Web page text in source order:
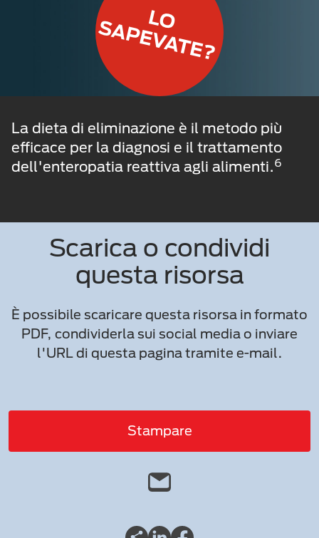
La dieta di eliminazione è il metodo più
efficace per la diagnosi e il trattamento
dell'enteropatia reattiva agli alimenti.6
Scarica o condividi
questa risorsa
È possibile scaricare questa risorsa in formato
PDF, condividerla sui social media o inviare
l'URL di questa pagina tramite e-mail.
Stampare